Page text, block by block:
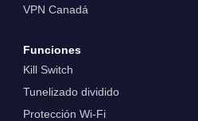
VPN Canadá
Funciones
Kill Switch
Tunelizado dividido
Protección Wi-Fi